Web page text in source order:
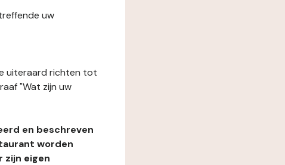
uw
uiteraard richten tot
"Wat zijn uw
en beschreven
worden
zijn eigen